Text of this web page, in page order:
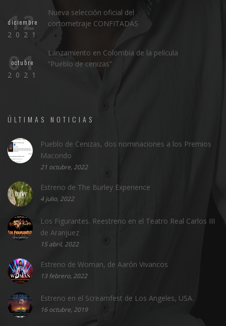
12
diciembre
2021
Nueva selección oficial del
cortometraje CONFITADAS
01
octubre
2021
Lanzamiento en Colombia de la película
“Pueblo de cenizas”
ÚLTIMAS NOTICIAS
Pueblo de Cenizas, dos nominaciones a los Premios
Macondo
21 octubre, 2022
Estreno de The Burley Experience
4 julio, 2022
Los Figurantes. Reestreno en el Teatro Real Carlos III
de Aranjuez
15 abril, 2022
Estreno de Woman, de Aarón Vivancos
13 febrero, 2022
Estreno en el Screamfest de Los Angeles, USA.
16 octubre, 2019